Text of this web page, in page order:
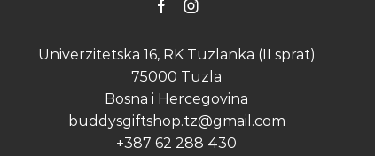
FacebookInstagram
Univerzitetska 16, RK Tuzlanka (II sprat)
75000 Tuzla
Bosna i Hercegovina
buddysgiftshop.tz@gmail.com
+387 62 288 430